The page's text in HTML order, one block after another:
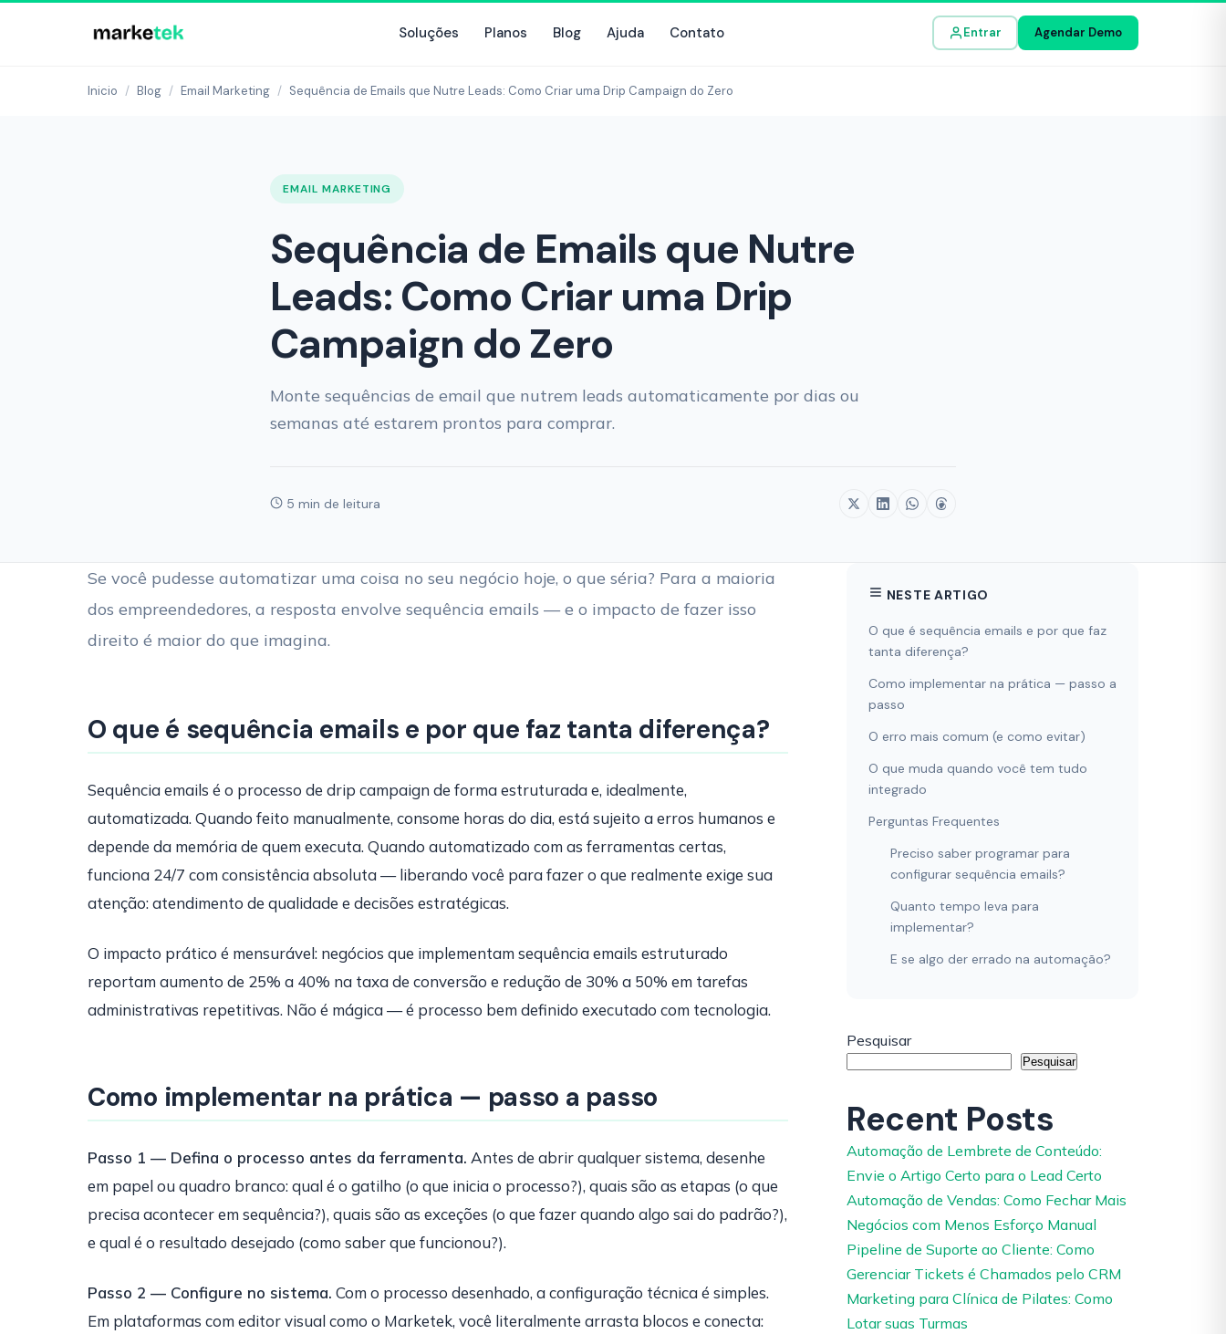
Soluções Planos Blog Ajuda Contato Entrar Agendar Demo
Inicio / Blog / Email Marketing / Sequência de Emails que Nutre Leads: Como Criar uma Drip Campaign do Zero
EMAIL MARKETING
Sequência de Emails que Nutre
Leads: Como Criar uma Drip
Campaign do Zero
Monte sequências de email que nutrem leads automaticamente por dias ou
semanas até estarem prontos para comprar.
5 min de leitura
Se você pudesse automatizar uma coisa no seu negócio hoje, o que séria? Para a maioria
dos empreendedores, a resposta envolve sequência emails — e o impacto de fazer isso
direito é maior do que imagina.
O que é sequência emails e por que faz tanta diferença?
Sequência emails é o processo de drip campaign de forma estruturada e, idealmente,
automatizada. Quando feito manualmente, consome horas do dia, está sujeito a erros humanos e
depende da memória de quem executa. Quando automatizado com as ferramentas certas,
funciona 24/7 com consistência absoluta — liberando você para fazer o que realmente exige sua
atenção: atendimento de qualidade e decisões estratégicas.
O impacto prático é mensurável: negócios que implementam sequência emails estruturado
reportam aumento de 25% a 40% na taxa de conversão e redução de 30% a 50% em tarefas
administrativas repetitivas. Não é mágica — é processo bem definido executado com tecnologia.
Como implementar na prática — passo a passo
Passo 1 — Defina o processo antes da ferramenta. Antes de abrir qualquer sistema, desenhe
em papel ou quadro branco: qual é o gatilho (o que inicia o processo?), quais são as etapas (o que
precisa acontecer em sequência?), quais são as exceções (o que fazer quando algo sai do padrão?),
e qual é o resultado desejado (como saber que funcionou?).
Passo 2 — Configure no sistema. Com o processo desenhado, a configuração técnica é simples.
Em plataformas com editor visual como o Marketek, você literalmente arrasta blocos e conecta:
NESTE ARTIGO
O que é sequência emails e por que faz
tanta diferença?
Como implementar na prática — passo a
passo
O erro mais comum (e como evitar)
O que muda quando você tem tudo
integrado
Perguntas Frequentes
Preciso saber programar para
configurar sequência emails?
Quanto tempo leva para
implementar?
E se algo der errado na automação?
Pesquisar
Pesquisar
Recent Posts
Automação de Lembrete de Conteúdo:
Envie o Artigo Certo para o Lead Certo
Automação de Vendas: Como Fechar Mais
Negócios com Menos Esforço Manual
Pipeline de Suporte ao Cliente: Como
Gerenciar Tickets é Chamados pelo CRM
Marketing para Clínica de Pilates: Como
Lotar suas Turmas